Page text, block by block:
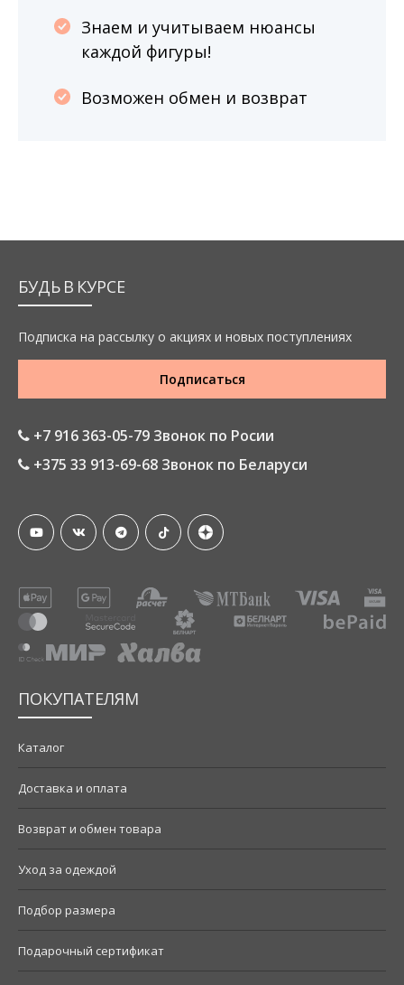
Знаем и учитываем нюансы
каждой фигуры!
Возможен обмен и возврат
БУДЬ В КУРСЕ
Подписка на рассылку о акциях и новых поступлениях
Подписаться
+7 916 363-05-79 Звонок по Росии
+375 33 913-69-68 Звонок по Беларуси
ПОКУПАТЕЛЯМ
Каталог
Доставка и оплата
Возврат и обмен товара
Уход за одеждой
Подбор размера
Подарочный сертификат